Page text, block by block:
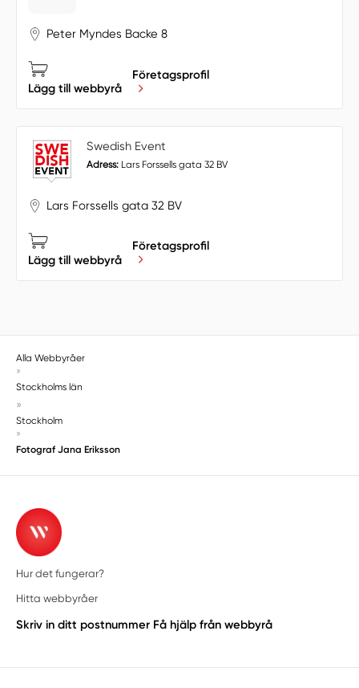
Peter Myndes Backe 8
Lägg till webbyrå
Företagsprofil
Swedish Event
Adress: Lars Forssells gata 32 BV
Lars Forssells gata 32 BV
Lägg till webbyrå
Företagsprofil
Alla Webbyråer
»
Stockholms län
»
Stockholm
»
Fotograf Jana Eriksson
Hur det fungerar?
Hitta webbyråer
Skriv in ditt postnummer Få hjälp från webbyrå